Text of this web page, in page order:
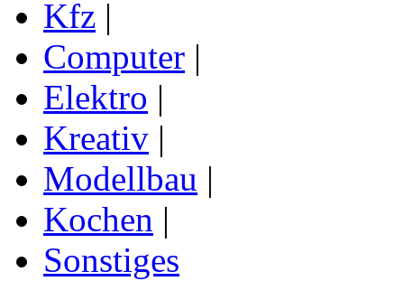
Kfz |
Computer |
Elektro |
Kreativ |
Modellbau |
Kochen |
Sonstiges